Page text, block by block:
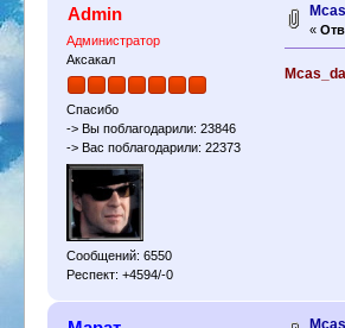
Admin
Администратор
Аксакал
Спасибо
-> Вы поблагодарили: 23846
-> Вас поблагодарили: 22373
Сообщений: 6550
Респект: +4594/-0
«